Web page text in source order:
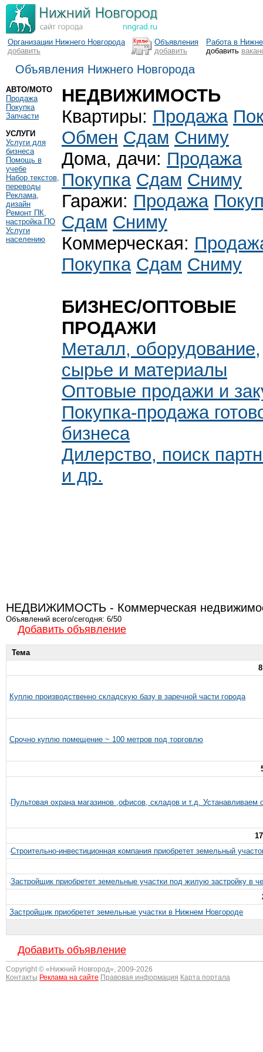
Организации Нижнего Новгорода
добавить
Объявления
добавить
Работа в
добавить
Объявления Нижнего Новгорода
АВТО/МОТО
Продажа
Покупка
Запчасти
УСЛУГИ
Услуги для
бизнеса
Помощь в
учебе
Набор текстов,
переводы
Реклама,
дизайн
Ремонт ПК,
настройка ПО
Услуги
населению
НЕДВИЖИМОСТЬ
Квартиры: Продажа
Обмен Сдам Сниму
Дома, дачи: Продажа
Покупка Сдам Сниму
Гаражи: Продажа
Сдам Сниму
Коммерческая:
Покупка Сдам Сниму
БИЗНЕС/ОПТОВЫЕ
ПРОДАЖИ
Металл, оборудование,
сырье и материалы
Оптовые продажи и
Покупка-продажа
бизнеса
Дилерство, поиск
и др.
НЕДВИЖИМОСТЬ - Коммерческая
Объявлений всего/сегодня: 6/50
Добавить объявление
Тема
Куплю производственно складскую базу в заречной части города
Срочно куплю помещение ~ 100 метров под торговлю
Пультовая охрана магазинов ,офисов, складов и т.д. Устанавливаем
Строительно-инвестиционная компания приобретет земельный
Застройщик приобретет земельные участки под жилую застройку в
Застройщик приобретет земельные участки в Нижнем Новгороде
Добавить объявление
Copyright © « Нижний Новгород», 2009-2026
Контакты Реклама на сайте Правовая информация Карта портала